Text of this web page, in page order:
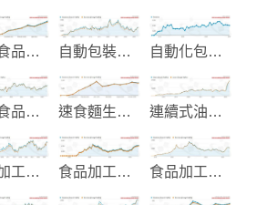
罐頭食品與飲料製造 自動包裝機械 自動化包裝設備
豆類食品機械 速食麵生產線設備 連續式油炸機
食品加工機械 食品加工機械製造 食品加工生產設備